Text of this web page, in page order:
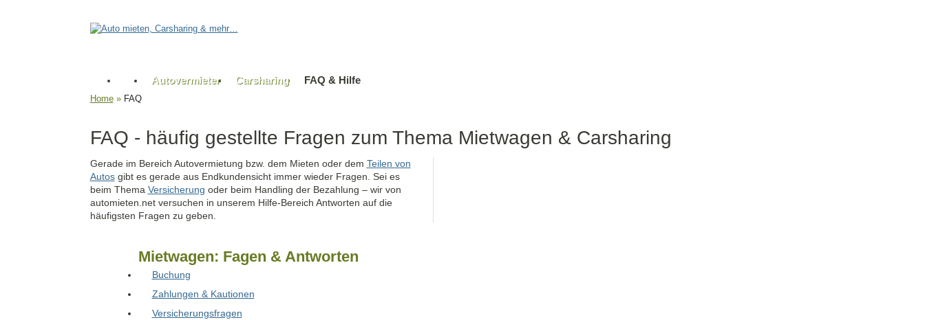
Autovermieter Carsharing FAQ & Hilfe
Home» FAQ
FAQ - häufig gestellte Fragen zum Thema Mietwagen & Carsharing
Gerade im Bereich Autovermietung bzw. dem Mieten oder dem Teilen von
Autosgibt es gerade aus Endkundensicht immer wieder Fragen. Sei es
beim Thema Versicherung oder beim Handling der Bezahlung – wir von
automieten.net versuchen in unserem Hilfe-Bereich Antworten auf die
häufigsten Fragen zu geben.
Mietwagen: Fagen & Antworten
Buchung
Zahlungen & Kautionen
Versicherungsfragen